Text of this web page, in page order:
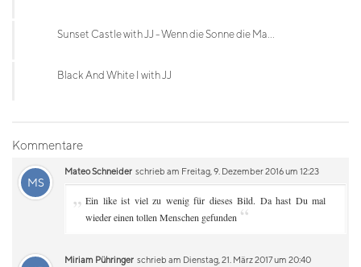
Sunset Castle with JJ - Wenn die Sonne die Ma...
Black And White I with JJ
Kommentare
MS
Mateo Schneider schrieb am Freitag, 9. Dezember 2016 um 12:23
„ Ein like ist viel zu wenig für dieses Bild. Da hast Du mal
wieder einen tollen Menschen gefunden “
Miriam Pühringer schrieb am Dienstag, 21. März 2017 um 20:40